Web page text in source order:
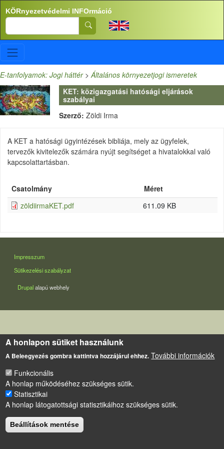
Ugrás a tartalomra
KÖRnyezetvédelmi INFOrmáció
Search
E-tanfolyamok: Jogi háttér>Általános környezetjogi ismeretek
KET: közigazgatási hatósági eljárások
szabályai
Szerző: Zöldi Irma
A KET a hatósági ügyintézések bibliája, mely az ügyfelek,
tervezők kivitelezők számára nyújt segítséget a hivatalokkal való
kapcsolattartásban.
Csatolmány
Méret
zöldiirmaKET.pdf
611.09 KB
LÁBLÉC
Impresszum
Sütikezelési szabályzat
Drupalalapú webhely
A honlapon sütiket használunk
A Beleegyezés gombra kattintva hozzájárul ehhez. További információk
Funkcionális
A honlap működéséhez szükséges sütik.
Statisztikai
A honlap látogatottsági statisztikáihoz szükséges sütik.
Beállítások mentése